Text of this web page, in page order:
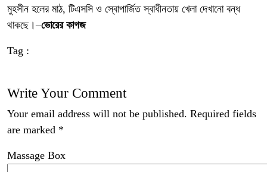
মুহসীন হলের মাঠ, টিএসসি ও স্বোপার্জিত স্বাধীনতায় খেলা দেখানো বন্ধ
থাকছে।–ভোরের কাগজ
Tag :
Write Your Comment
Your email address will not be published. Required fields
are marked *
Massage Box